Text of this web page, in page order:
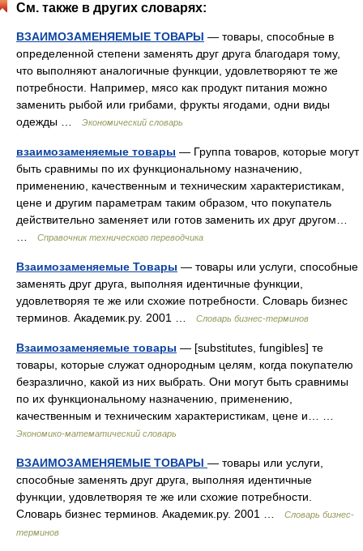
См. также в других словарях:
ВЗАИМОЗАМЕНЯЕМЫЕ ТОВАРЫ — товары, способные в
определенной степени заменять друг друга благодаря тому,
что выполняют аналогичные функции, удовлетворяют те же
потребности. Например, мясо как продукт питания можно
заменить рыбой или грибами, фрукты ягодами, одни виды
одежды …
Экономический словарь
взаимозаменяемые товары — Группа товаров, которые могут
быть сравнимы по их функциональному назначению,
применению, качественным и техническим характеристикам,
цене и другим параметрам таким образом, что покупатель
действительно заменяет или готов заменить их друг другом…
Справочник технического переводчика
Взаимозаменяемые Товары — товары или услуги, способные
заменять друг друга, выполняя идентичные функции,
удовлетворяя те же или схожие потребности. Словарь бизнес
терминов. Академик.ру. 2001 …
Словарь бизнес-терминов
Взаимозаменяемые товары — [substitutes, fungibles] те
товары, которые служат однородным целям, когда покупателю
безразлично, какой из них выбрать. Они могут быть сравнимы
по их функциональному назначению, применению,
качественным и техническим характеристикам, цене и… …
Экономико-математический словарь
ВЗАИМОЗАМЕНЯЕМЫЕ ТОВАРЫ — товары или услуги,
способные заменять друг друга, выполняя идентичные
функции, удовлетворяя те же или схожие потребности.
Словарь бизнес терминов. Академик.ру. 2001 …
Словарь бизнес-
терминов